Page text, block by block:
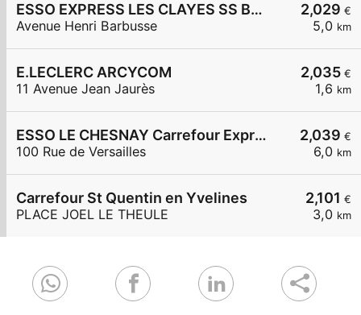
2,029 €
5,0 km
ESSO EXPRESS LES CLAYES SS BOIS LA VIGNERAIE
Avenue Henri Barbusse
2,035 €
1,6 km
E.LECLERC ARCYCOM
11 Avenue Jean Jaurès
2,039 €
6,0 km
ESSO LE CHESNAY Carrefour Express
100 Rue de Versailles
2,101 €
3,0 km
Carrefour St Quentin en Yvelines
PLACE JOEL LE THEULE